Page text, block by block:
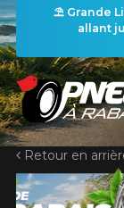
⛱️ Grande
allant
ACCUEIL
Retour en